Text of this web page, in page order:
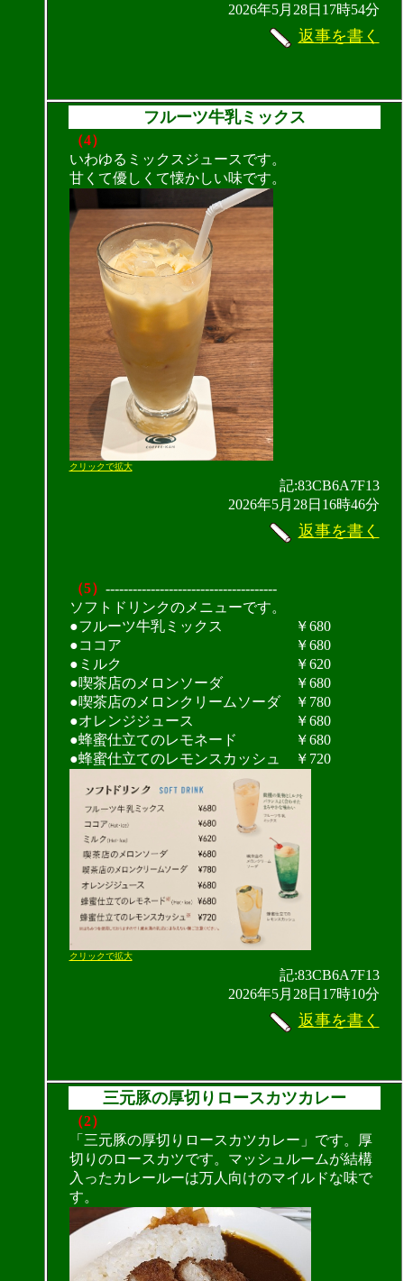
2026年5月28日17時54分
返事を書く
フルーツ牛乳ミックス
（4）
いわゆるミックスジュースです。
甘くて優しくて懐かしい味です。
クリックで拡大
記:83CB6A7F13
2026年5月28日16時46分
返事を書く
（5） --------------------------------------
ソフトドリンクのメニューです。
●フルーツ牛乳ミックス ￥680
●ココア ￥680
●ミルク ￥620
●喫茶店のメロンソーダ ￥680
●喫茶店のメロンクリームソーダ ￥780
●オレンジジュース ￥680
●蜂蜜仕立てのレモネード ￥680
●蜂蜜仕立てのレモンスカッシュ ￥720
クリックで拡大
記:83CB6A7F13
2026年5月28日17時10分
返事を書く
三元豚の厚切りロースカツカレー
（2）
「三元豚の厚切りロースカツカレー」です。厚
切りのロースカツです。マッシュルームが結構
入ったカレールーは万人向けのマイルドな味で
す。